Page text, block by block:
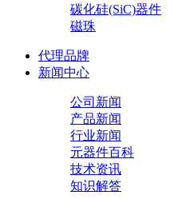
碳化硅(SiC)器件
磁珠
代理品牌
新闻中心
公司新闻
产品新闻
行业新闻
元器件百科
技术资讯
知识解答